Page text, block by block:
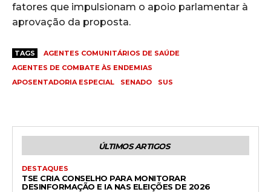
fatores que impulsionam o apoio parlamentar à
aprovação da proposta.
TAGS
AGENTES COMUNITÁRIOS DE SAÚDE
AGENTES DE COMBATE ÀS ENDEMIAS
APOSENTADORIA ESPECIAL
SENADO SUS
ÚLTIMOS ARTIGOS
DESTAQUES
TSE CRIA CONSELHO PARA MONITORAR
DESINFORMAÇÃO E IA NAS ELEIÇÕES DE 2026